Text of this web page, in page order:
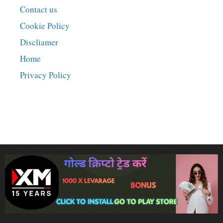
Contact us
Cookie Policy
Discliamer
Home
Privacy Policy